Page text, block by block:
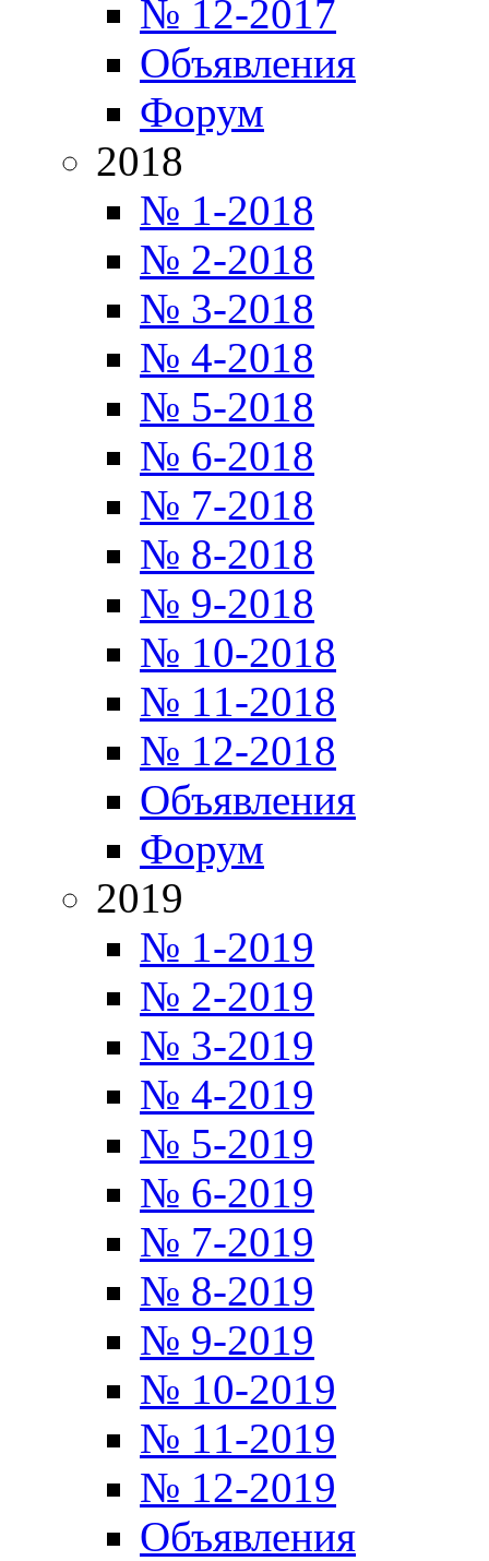
№ 12-2017
Объявления
Форум
2018
№ 1-2018
№ 2-2018
№ 3-2018
№ 4-2018
№ 5-2018
№ 6-2018
№ 7-2018
№ 8-2018
№ 9-2018
№ 10-2018
№ 11-2018
№ 12-2018
Объявления
Форум
2019
№ 1-2019
№ 2-2019
№ 3-2019
№ 4-2019
№ 5-2019
№ 6-2019
№ 7-2019
№ 8-2019
№ 9-2019
№ 10-2019
№ 11-2019
№ 12-2019
Объявления